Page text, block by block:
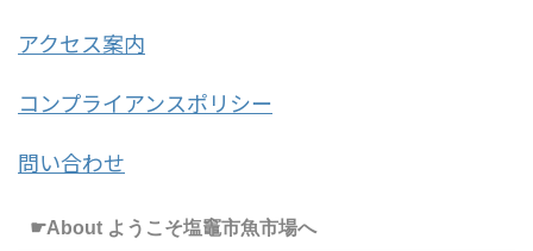
アクセス案内
コンプライアンスポリシー
問い合わせ
☛About ようこそ塩竈市魚市場へ